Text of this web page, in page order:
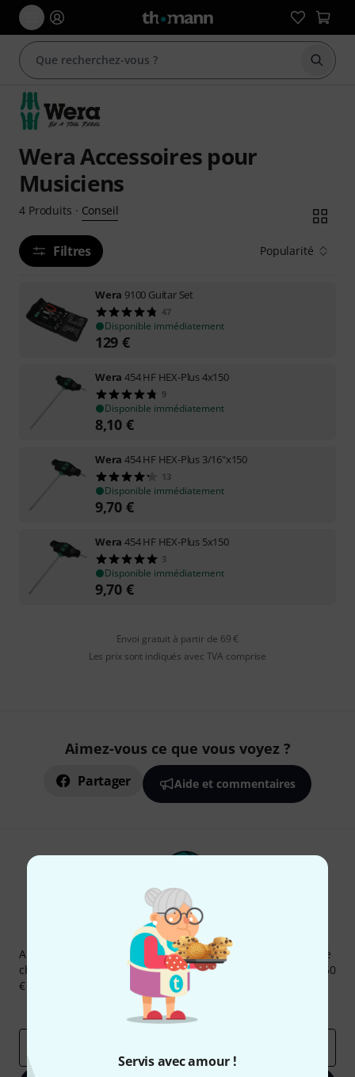
Servis avec amour !
Wera Accessoires pour
Musiciens
4 Produits · Conseil
Filtres Popularité
Wera 9100 Guitar Set
47
Disponible immédiatement
129 €
Wera 454 HF HEX-Plus 4x150
9
Disponible immédiatement
8,10 €
Wera 454 HF HEX-Plus 3/16"x150
13
Disponible immédiatement
9,70 €
Wera 454 HF HEX-Plus 5x150
3
Disponible immédiatement
9,70 €
Envoi gratuit à partir de 69 €
Les prix sont indiqués avec TVA comprise
Aimez-vous ce que vous voyez ?
Partager Aide et commentaires
Newsletters Thomann
Abonnez-vous à la newsletter Thomann et, avec un peu de
chance, gagnez l'un des 50 bons d'achat d'une valeur de 50
€ chacun!
Articles inspirants
Deals